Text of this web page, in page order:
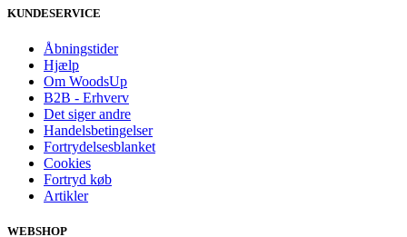
KUNDESERVICE
Åbningstider
Hjælp
Om WoodsUp
B2B - Erhverv
Det siger andre
Handelsbetingelser
Fortrydelsesblanket
Cookies
Fortryd køb
Artikler
WEBSHOP